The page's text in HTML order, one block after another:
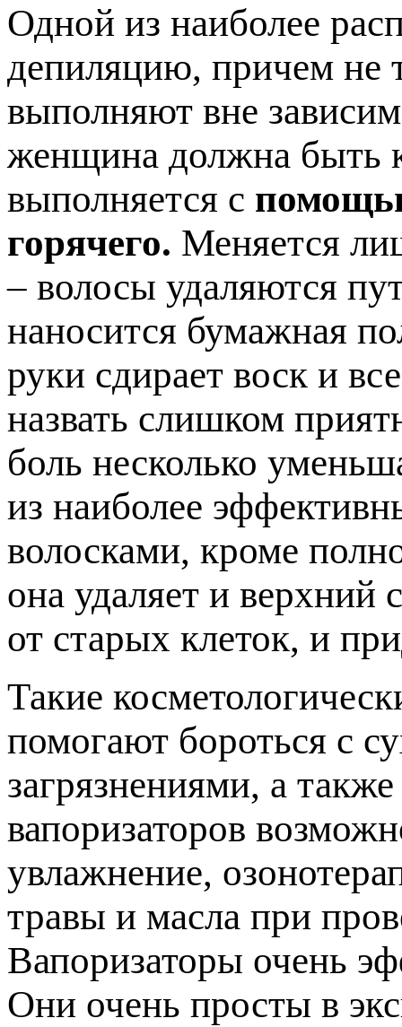
Одной из наиболее
депиляцию, причем не
выполняют вне
женщина должна быть
выполняется с
горячего. Меняется
– волосы удаляются
наносится бумажная
руки сдирает воск и
назвать слишком
боль несколько
из наиболее
волосками, кроме
она удаляет и верхний
от старых клеток, и
Такие
помогают бороться с
загрязнениями, а
вапоризаторов
увлажнение,
травы и масла при
Вапоризаторы очень
Они очень просты в